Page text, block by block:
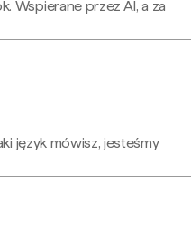
Wspierane przez AI, a za
język mówisz, jesteśmy